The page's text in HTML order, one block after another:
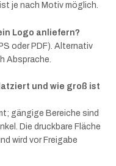
je nach Motiv möglich.
Logo anliefern?
oder PDF). Alternativ
Absprache.
und wie groß ist
gängige Bereiche sind
Die druckbare Fläche
wird vor Freigabe